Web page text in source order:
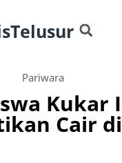
Telusur
Pariwara
Cair di